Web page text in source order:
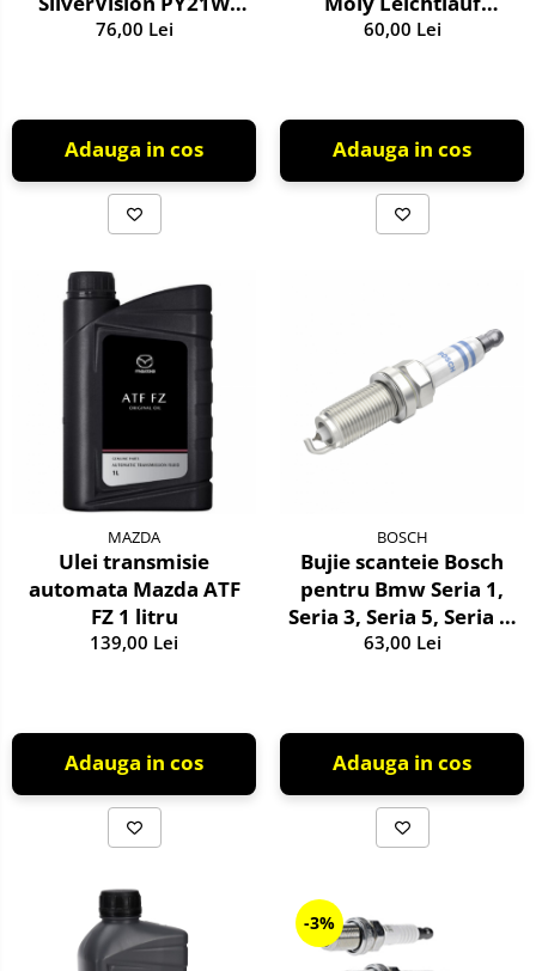
BAU15s 12V 21W
76,00 Lei
Adauga in cos
Performance 10W-40 1
60,00 Lei
Adauga in cos
MAZDA
Ulei transmisie
automata Mazda ATF
FZ 1 litru
139,00 Lei
Adauga in cos
BOSCH
Bujie scanteie Bosch
pentru Bmw Seria 1,
Seria 3, Seria 5, Seria 6,
Seria 7, X1, X3, X5, Z4
63,00 Lei
Adauga in cos
-3%